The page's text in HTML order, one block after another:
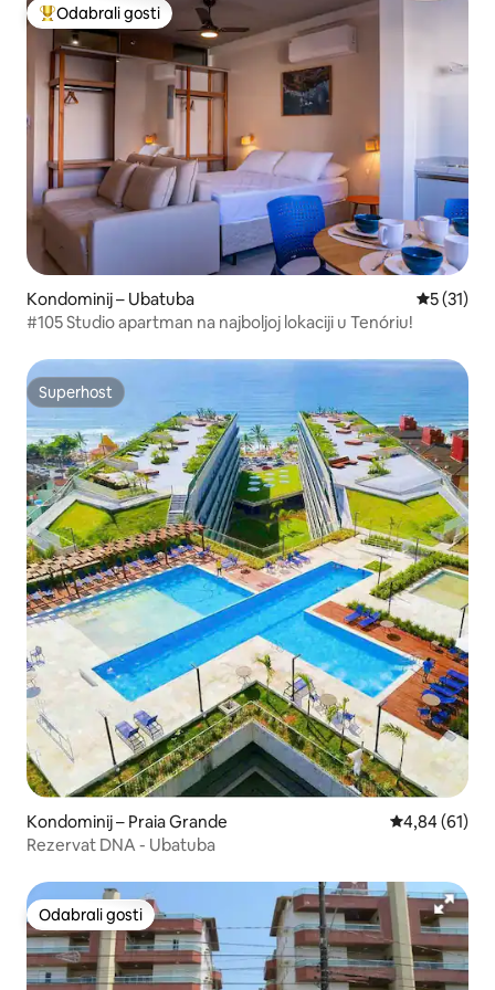
Među najviše rangiranima s oznakom „Odabrali gosti”
Odabrali gosti
Kondominij – Ubatuba Prosječna
5 (31)
#105 Studio apartman na najboljoj lokaciji u Tenóriu!
Superhost
Superhost
Kondominij – Praia Grande Prosječna
4,84 (61)
Rezervat DNA - Ubatuba
Odabrali gosti
Odabrali gosti